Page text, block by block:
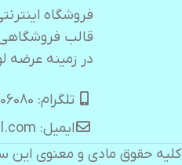
قالب فروشگاهی
در زمینه عرضه
تلگرام: 09027906080
ایمیل: favstor@gmail.com
کلیه حقوق مادی و معنوی این